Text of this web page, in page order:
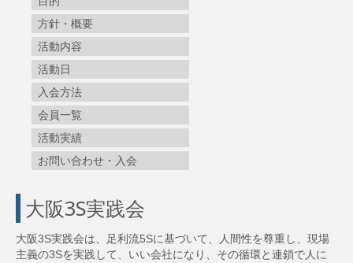
方針・概要
活動内容
活動日
入会方法
会員一覧
活動実績
お問い合わせ・入会
大阪3S実践会
大阪3S実践会は、足利流5Sに基づいて、人間性を尊重し、現場
主義の3Sを実践して、いい会社になり、その循環と連鎖で人に